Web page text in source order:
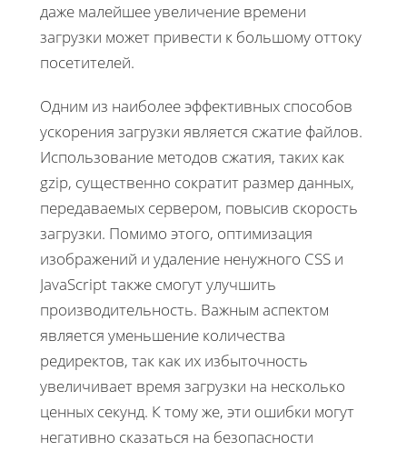
даже малейшее увеличение времени
загрузки может привести к большому оттоку
посетителей.
Одним из наиболее эффективных способов
ускорения загрузки является сжатие файлов.
Использование методов сжатия, таких как
gzip, существенно сократит размер данных,
передаваемых сервером, повысив скорость
загрузки. Помимо этого, оптимизация
изображений и удаление ненужного CSS и
JavaScript также смогут улучшить
производительность. Важным аспектом
является уменьшение количества
редиректов, так как их избыточность
увеличивает время загрузки на несколько
ценных секунд. К тому же, эти ошибки могут
негативно сказаться на безопасности